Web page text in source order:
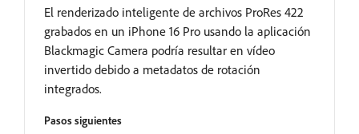
El renderizado inteligente de archivos ProRes 422
grabados en un iPhone 16 Pro usando la aplicación
Blackmagic Camera podría resultar en vídeo
invertido debido a metadatos de rotación
integrados.
Pasos siguientes